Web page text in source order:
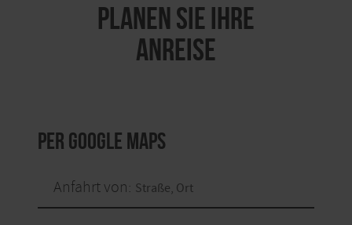
PLANEN SIE IHRE
ANREISE
per Google Maps
Anfahrt von: